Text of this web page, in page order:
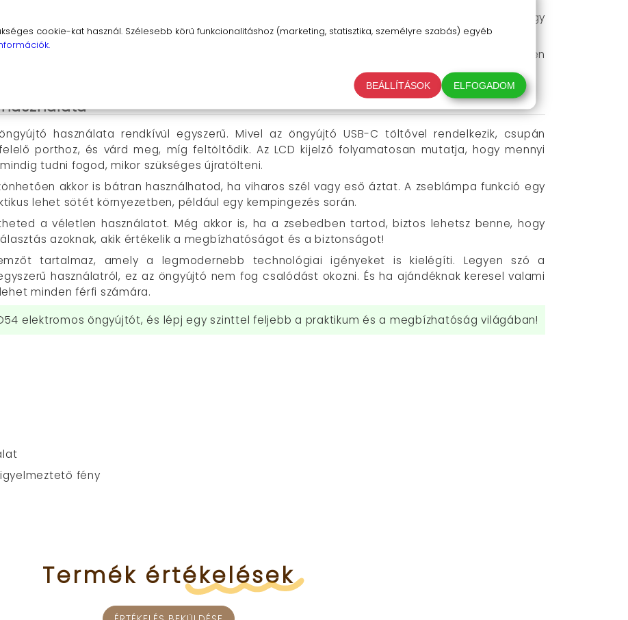
: A véletlen aktiválódás elkerülésére a D54 beépített biztonsági funkcióval rendelkezik, hogy
be véletlenül.
ajándékot keresel egy férfi számára, a D54 ideális választás! Praktikus, stílusos és minden
használata rendkívül egyszerű. Mivel az öngyújtó USB-C töltővel rendelkezik, csupán
porthoz, és várd meg, míg feltöltődik. Az LCD kijelző folyamatosan mutatja, hogy mennyi
tudni fogod, mikor szükséges újratölteni.
akkor is bátran használhatod, ha viharos szél vagy eső áztat. A zseblámpa funkció egy
lehet sötét környezetben, például egy kempingezés során.
a véletlen használatot. Még akkor is, ha a zsebedben tartod, biztos lehetsz benne, hogy
azoknak, akik értékelik a megbízhatóságot és a biztonságot!
tartalmaz, amely a legmodernebb technológiai igényeket is kielégíti. Legyen szó a
használatról, ez az öngyújtó nem fog csalódást okozni. És ha ajándéknak keresel valami
minden férfi számára.
elektromos öngyújtót, és lépj egy szinttel feljebb a praktikum és a megbízhatóság világában!
fény
Termék értékelések
cookie-kat használ. Szélesebb körű funkcionalitáshoz (marketing, statisztika, személyre szabás) egyéb
BEÁLLÍTÁSOK ELFOGADOM